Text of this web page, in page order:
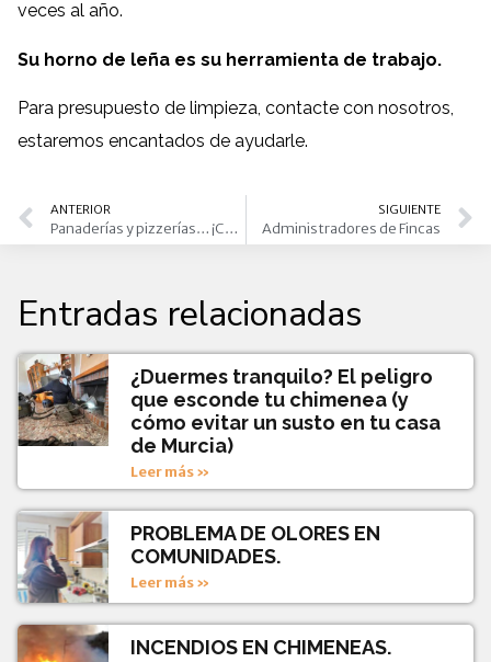
veces al año.
Su horno de leña es su herramienta de trabajo.
Para presupuesto de limpieza, contacte con nosotros,
estaremos encantados de ayudarle.
ANTERIOR
Panaderías y pizzerías… ¡Cuidado! La limpieza de chimenea es fundamental
SIGUIENTE
Administradores de Fincas
Entradas relacionadas
¿Duermes tranquilo? El peligro
que esconde tu chimenea (y
cómo evitar un susto en tu casa
de Murcia)
Leer más »
PROBLEMA DE OLORES EN
COMUNIDADES.
Leer más »
INCENDIOS EN CHIMENEAS.